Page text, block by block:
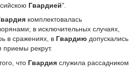
Гвардией".
комплектовалась
в исключительных случаях,
в сражениях, в Гвардию допускались
рекрут.
что Гвардия служила рассадником